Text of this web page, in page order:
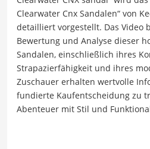
Clearwater Cnx Sandalen“ von
detailliert vorgestellt. Das Video
Bewertung und Analyse dieser
Sandalen, einschließlich ihres
Strapazierfähigkeit und ihres
Zuschauer erhalten wertvolle
fundierte Kaufentscheidung zu
Abenteuer mit Stil und